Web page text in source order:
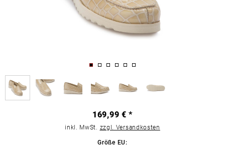
169,99 € *
inkl. MwSt. zzgl. Versandkosten
Größe EU: